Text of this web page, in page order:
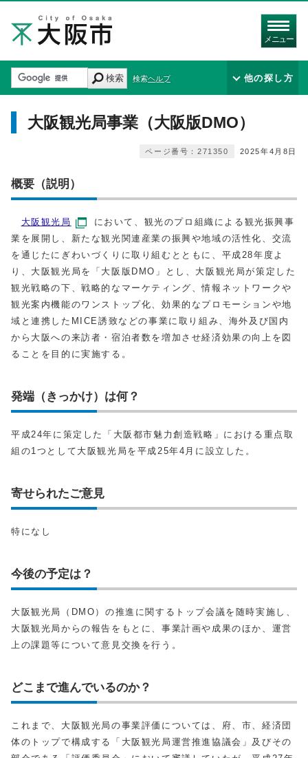
メニュー
検索 検索ヘルプ 他の探し方
大阪観光局事業（大阪版DMO）
2025年4月8日
ページ番号：271350
概要（説明）
大阪観光局
において、観光のプロ組織による観光振興事
業を展開し、新たな観光関連産業の振興や地域の活性化、交流
を通じたにぎわいづくりに取り組むとともに、平成28年度よ
り、大阪観光局を「大阪版DMO」とし、大阪観光局が策定した
観光戦略の下、戦略的なマーケティング、情報ネットワークや
観光案内機能のワンストップ化、効果的なプロモーションや地
域と連携したMICE誘致などの事業に取り組み、海外及び国内
から大阪への来訪者・宿泊者数を増加させ経済効果の向上を図
ることを目的に実施する。
発端（きっかけ）は何？
平成24年に策定した「大阪都市魅力創造戦略」における重点取
組の1つとして大阪観光局を平成25年4月に設立した。
寄せられたご意見
特になし
今後の予定は？
大阪観光局（DMO）の推進に関するトップ会議を随時実施し、
大阪観光局からの報告をもとに、事業計画や成果のほか、運営
上の課題等について意見交換を行う。
どこまで進んでいるのか？
これまで、大阪観光局の事業評価については、府、市、経済団
体のトップで構成する「大阪観光局運営推進協議会」及びその